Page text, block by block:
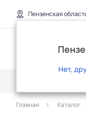
Пензенская
Нет,
Главная Каталог